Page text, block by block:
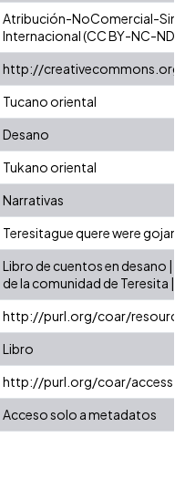
Atribución-NoComercial-
Internacional (CC BY-NC-ND
http://
Tucano oriental
Desano
Tukano oriental
Narrativas
Teresitague quere were
Libro de cuentos en desano |
de la comunidad de Teresita |
http://purl.org/coar/
Libro
http://purl.org/coar/
Acceso solo a metadatos